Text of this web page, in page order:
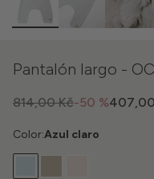
Pantalón largo -
-50 %
814,00 Kč
Color:Azul claro